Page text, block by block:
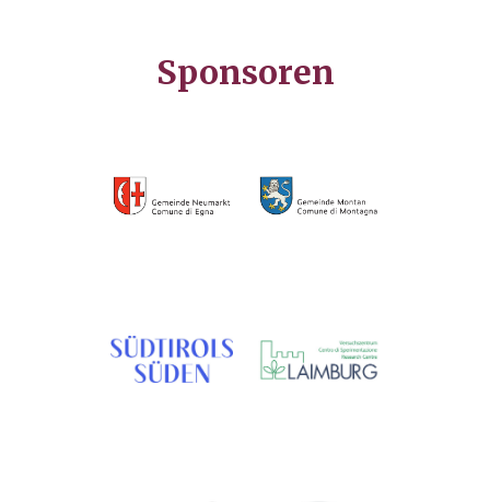
Sponsoren